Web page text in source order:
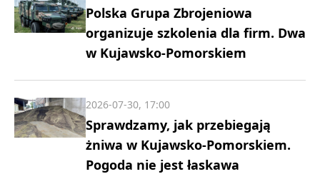
Polska Grupa Zbrojeniowa
organizuje szkolenia dla firm. Dwa
w Kujawsko-Pomorskiem
Sprawdzamy, jak przebiegają
żniwa w Kujawsko-Pomorskiem.
Pogoda nie jest łaskawa
2026-07-30, 17:00